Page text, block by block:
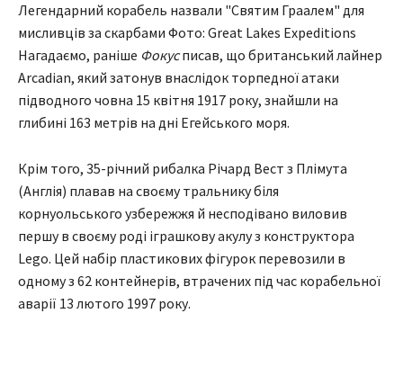
Легендарний корабель назвали "Святим Граалем" для
мисливців за скарбами Фото: Great Lakes Expeditions
Нагадаємо, раніше Фокусписав, що британський лайнер
Arcadian, який затонув внаслідок торпедної атаки
підводного човна 15 квітня 1917 року, знайшли на
глибині 163 метрів на дні Егейського моря.
Крім того, 35-річний рибалка Річард Вест з Плімута
(Англія) плавав на своєму тральнику біля
корнуольського узбережжя й несподівано виловив
першу в своєму роді іграшкову акулу з конструктора
Lego. Цей набір пластикових фігурок перевозили в
одному з 62 контейнерів, втрачених під час корабельної
аварії 13 лютого 1997 року.